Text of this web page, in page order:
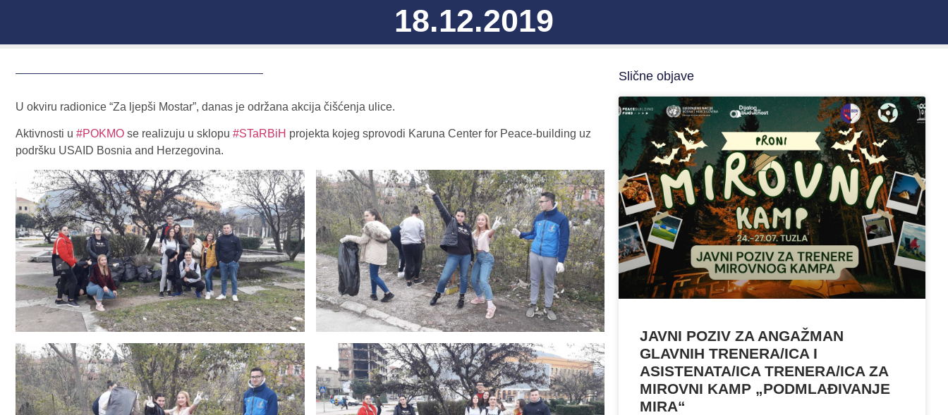
18.12.2019
U okviru radionice “Za ljepši Mostar”, danas je održana akcija čišćenja ulice.
Aktivnosti u #POKMO se realizuju u sklopu #STaRBiH projekta kojeg sprovodi Karuna Center for Peace-building uz
podršku USAID Bosnia and Herzegovina.
Slične objave
JAVNI POZIV ZA ANGAŽMAN
GLAVNIH TRENERA/ICA I
ASISTENATA/ICA TRENERA/ICA ZA
MIROVNI KAMP „PODMLAĐIVANJE
MIRA“